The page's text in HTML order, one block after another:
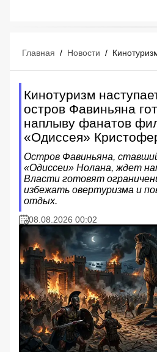
Главная / Новости /
Кинотуризм
остров Фавиньяна
наплыву фанатов
«Одиссея»
Остров Фавиньяна,
«Одиссеи» Нолана, ждет
Власти готовят
избежать овертуризма и
отдых.
08.08.2026 00:02